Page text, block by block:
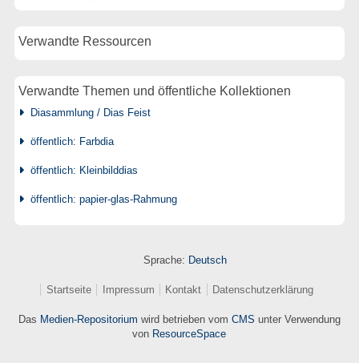
Verwandte Ressourcen
Verwandte Themen und öffentliche Kollektionen
Diasammlung / Dias Feist
öffentlich: Farbdia
öffentlich: Kleinbilddias
öffentlich: papier-glas-Rahmung
Sprache: Deutsch
Startseite Impressum Kontakt Datenschutzerklärung
Das Medien-Repositorium wird betrieben vom CMS unter Verwendung
von ResourceSpace